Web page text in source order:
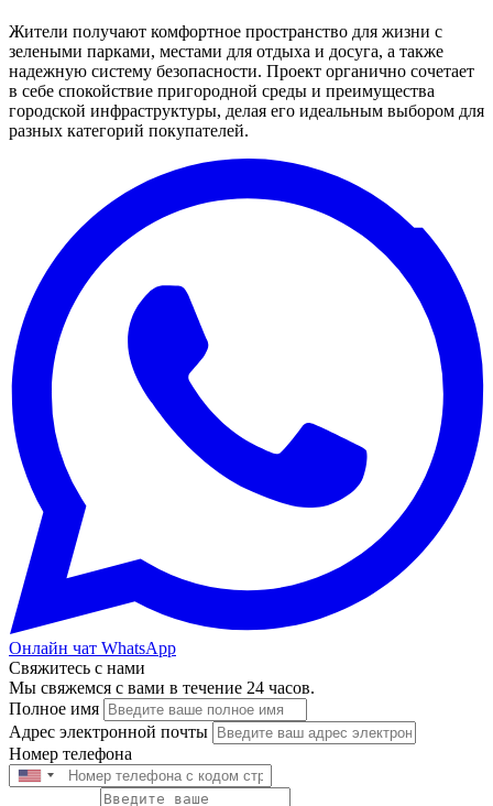
Жители получают комфортное пространство для жизни с
зелеными парками, местами для отдыха и досуга, а также
надежную систему безопасности. Проект органично сочетает
в себе спокойствие пригородной среды и преимущества
городской инфраструктуры, делая его идеальным выбором для
разных категорий покупателей.
Онлайн чат WhatsApp
Свяжитесь с нами
Мы свяжемся с вами в течение 24 часов.
Полное имя
Адрес электронной почты
Номер телефона